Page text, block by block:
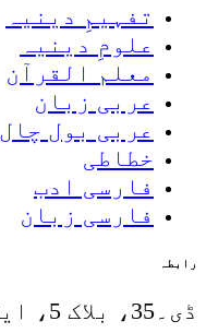
تفہیمِ دینیہ
علومِ دینیہ
معلم القرآن
عربی زبان
عربی بول چال
خطاطی
فارسی ادب
فارسی زبان
رابطہ
ڈی۔35، بلاک 5، ایف بی ایریا، کراچی